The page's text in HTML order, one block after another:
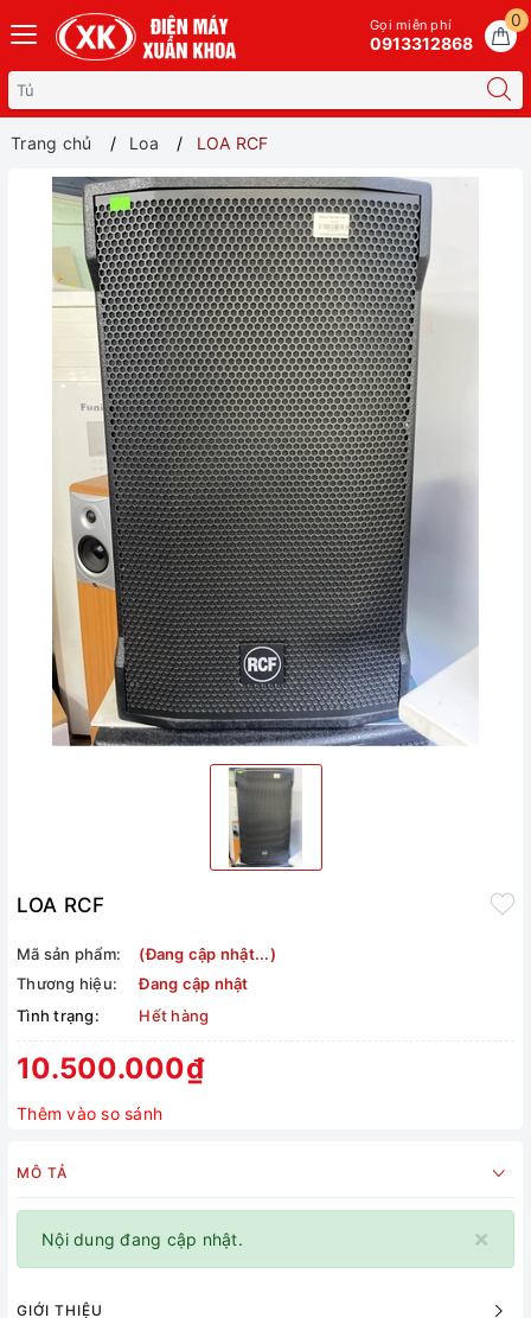
0
Gọi miễn phí
0913312868
Trang chủ Loa LOA RCF
LOA RCF
Mã sản phẩm:
(Đang cập nhật...)
Thương hiệu:
Đang cập nhật
Tình trạng:
Hết hàng
10.500.000₫
Thêm vào so sánh
MÔ TẢ
×
Nội dung đang cập nhật.
GIỚI THIỆU